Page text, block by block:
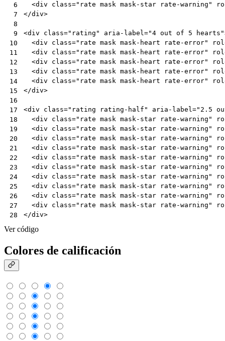
6
7
8
9
10
11
12
13
14
15
16
17
18
19
20
21
22
23
24
25
26
27
28
<div class="rate mask mask-star rate-warning"
</div>
<div class="rating" aria-label="4 out of 5 hearts"
<div class="rate mask mask-heart rate-error"
<div class="rate mask mask-heart rate-error"
<div class="rate mask mask-heart rate-error"
<div class="rate mask mask-heart rate-error"
<div class="rate mask mask-heart rate-error"
</div>
<div class="rating rating-half" aria-label="2.5
<div class="rate mask mask-star rate-warning"
<div class="rate mask mask-star rate-warning"
<div class="rate mask mask-star rate-warning"
<div class="rate mask mask-star rate-warning"
<div class="rate mask mask-star rate-warning"
<div class="rate mask mask-star rate-warning"
<div class="rate mask mask-star rate-warning"
<div class="rate mask mask-star rate-warning"
<div class="rate mask mask-star rate-warning"
<div class="rate mask mask-star rate-warning"
</div>
Ver código
Colores de calificación